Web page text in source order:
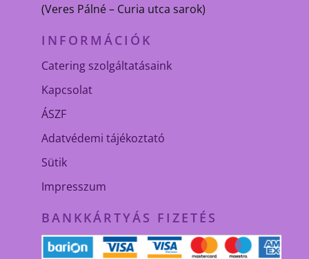
(Veres Pálné – Curia utca sarok)
INFORMÁCIÓK
Catering szolgáltatásaink
Kapcsolat
ÁSZF
Adatvédemi tájékoztató
Sütik
Impresszum
BANKKÁRTYÁS FIZETÉS